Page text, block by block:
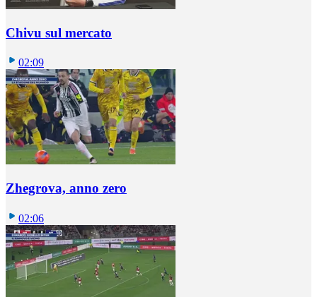
Chivu sul mercato
02:09
Zhegrova, anno zero
02:06